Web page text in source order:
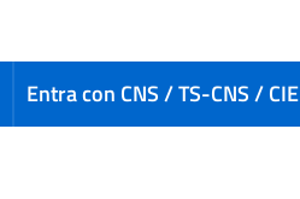
Entra con CNS / TS-CNS / CIE